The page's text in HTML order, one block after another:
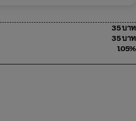
35 บาท
35 บาท
1.05%